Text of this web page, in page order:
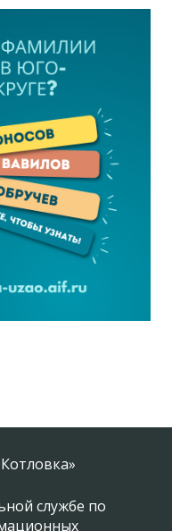
службе по